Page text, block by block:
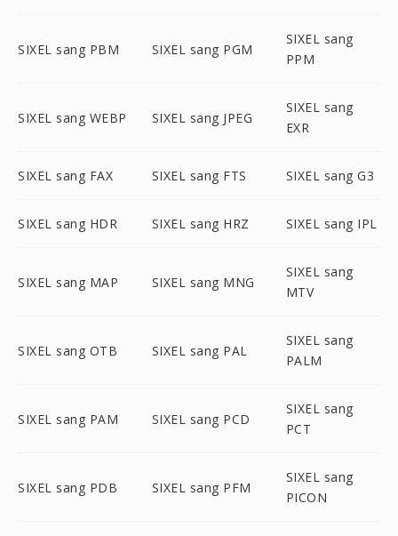
SIXEL sang PBM SIXEL sang PGM
SIXEL sang
PPM
SIXEL sang WEBP SIXEL sang JPEG
SIXEL sang
EXR
SIXEL sang FAX SIXEL sang FTS SIXEL sang G3
SIXEL sang HDR SIXEL sang HRZ SIXEL sang IPL
SIXEL sang MAP SIXEL sang MNG
SIXEL sang
MTV
SIXEL sang OTB SIXEL sang PAL
SIXEL sang
PALM
SIXEL sang PAM SIXEL sang PCD
SIXEL sang
PCT
SIXEL sang PDB SIXEL sang PFM
SIXEL sang
PICON